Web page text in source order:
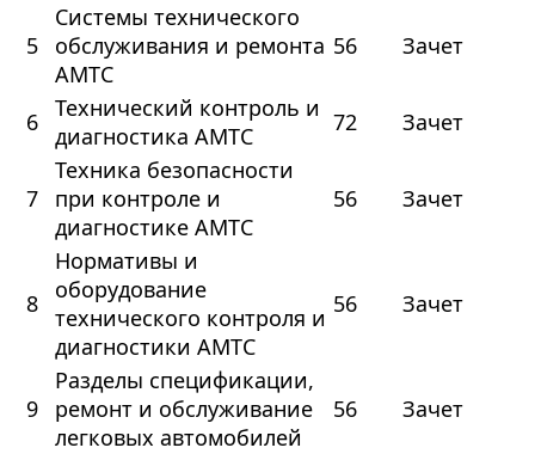
5
Системы технического
обслуживания и ремонта
АМТС
56 Зачет
6 Технический контроль и
диагностика АМТС
72 Зачет
7
Техника безопасности
при контроле и
диагностике АМТС
56 Зачет
8
Нормативы и
оборудование
технического контроля и
диагностики АМТС
56 Зачет
9
Разделы спецификации,
ремонт и обслуживание
легковых автомобилей
56 Зачет